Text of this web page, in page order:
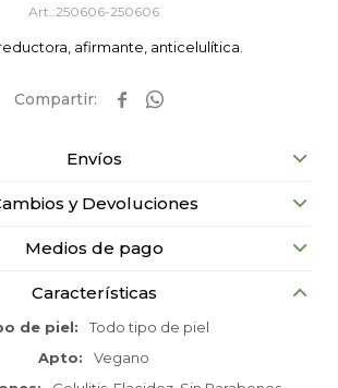
250606-250606
afirmante, anticelulítica.
 
Envíos
y Devoluciones
Medios de pago
Características
de piel
Todo tipo de piel
Apto
Vegano